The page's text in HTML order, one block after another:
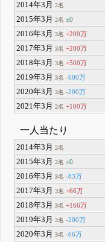
2014年3月2名
2015年3月2名 ±0
2016年3月3名 +200万
2017年3月3名 +200万
2018年3月3名 +500万
2019年3月3名 -600万
2020年3月3名 -200万
2021年3月2名 +100万
一人当たり
2014年3月2名
2015年3月2名 ±0
2016年3月3名 -83万
2017年3月3名 +66万
2018年3月3名 +166万
2019年3月3名 -200万
2020年3月3名 -66万